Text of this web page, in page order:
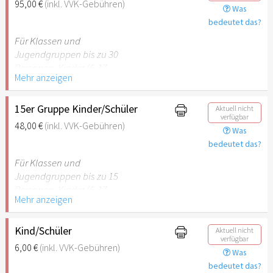
empfehlenswert.
95,00 €(inkl. VVK-Gebühren)
Was
bedeutet das?
Für Klassen und
Jugendgruppen bis zu 30
Jahre) oder Schüler mit
Schülerausweis inklusive
erwachsene Begleitperson.
Hinweis: Für Kinder unter 6
Stuttgart nicht
empfehlenswert.
Mehr anzeigen
15er Gruppe Kinder/Schüler
48,00 €(inkl. VVK-Gebühren)
Aktuell nicht
verfügbar
Was
bedeutet das?
Für Klassen und
Jugendgruppen bis zu 15
Jahre) oder Schüler mit
Schülerausweis inklusive
erwachsene Begleitperson.
Hinweis: Für Kinder unter 6
Mehr anzeigen
Kind/Schüler
6,00 €(inkl. VVK-Gebühren)
Aktuell nicht
verfügbar
Was
bedeutet das?